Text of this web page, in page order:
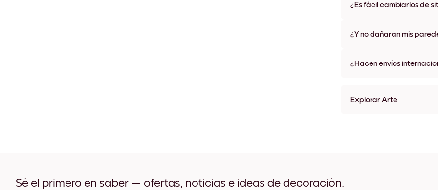
algunos países. Te
¿Es fácil cambiarlos de
¿Y no dañarán mis
¿Hacen envíos
Explorar Arte
Sé el primero en saber — ofertas, noticias e ideas de decoración.